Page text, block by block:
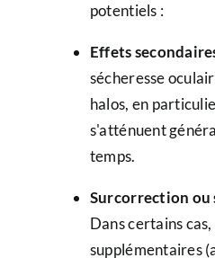
potentiels :
Effets
sécheresse
halos, en
s'atténuent
temps.
Surcorrection ou
Dans certains
supplémentaires